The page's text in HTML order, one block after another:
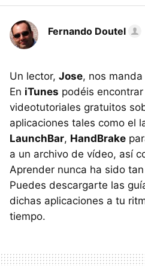
Fernando Doutel
Un lector, Jose, nos
En iTunes podéis
videotutoriales gratuitos
aplicaciones tales como el
LaunchBar, HandBrake
a un archivo de vídeo, así
Aprender nunca ha sido
Puedes descargarte las
dichas aplicaciones a tu
tiempo.